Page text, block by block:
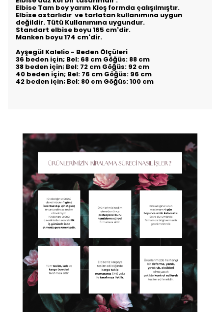
Elbise Tam boy yarım Kloş formda çalışılmıştır.
Elbise astarlıdır ve tarlatan kullanımına uygun
değildir. Tütü Kullanımına uygundur.
Standart elbise boyu 165 cm'dir.
Manken boyu 174 cm'dir.
Ayşegül Kalelio - Beden Ölçüleri
36 beden için; Bel: 68 cm Göğüs: 88 cm
38 beden için; Bel: 72 cm Göğüs: 92 cm
40 beden için; Bel: 76 cm Göğüs: 96 cm
42 beden için; Bel: 80 cm Göğüs: 100 cm